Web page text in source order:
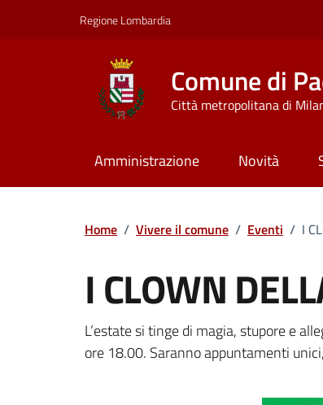
Regione Lombardia
Comune di
Città metropolitana di
Amministrazione Novità
Home / Vivere il comune / Eventi / I
I CLOWN
Dettagli della
L’estate si tinge di magia, stupore e
ore 18.00. Saranno appuntamenti